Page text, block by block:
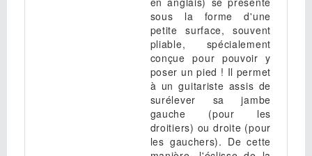
sous la forme d'une
petite surface, souvent
pliable, spécialement
conçue pour pouvoir y
poser un pied ! Il permet
à un guitariste assis de
surélever sa jambe
gauche (pour les
droitiers) ou droite (pour
les gauchers). De cette